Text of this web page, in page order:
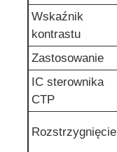
Wskaźnik
kontrastu
Zastosowanie
IC sterownika
CTP
Rozstrzygnięcie